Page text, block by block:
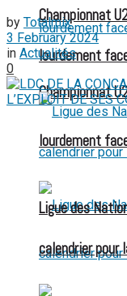
Championnat
lourdement
Championnat
lourdement
Ligue des
calendrier pour
by Totalmix
3 February 2024
in Actualités
0